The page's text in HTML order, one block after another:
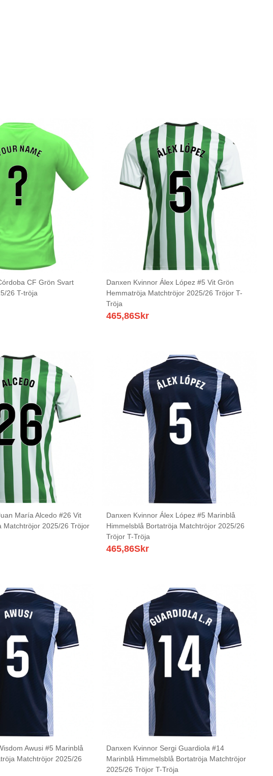
CF Grön Svart
26 T-tröja
Danxen Kvinnor Álex López #5 Vit Grön
Hemmatröja Matchtröjor 2025/26 Tröjor T-
Tröja
465,86Skr
María Alcedo #26 Vit
Matchtröjor 2025/26 Tröjor
Danxen Kvinnor Álex López #5 Marinblå
Himmelsblå Bortatröja Matchtröjor 2025/26
Tröjor T-Tröja
465,86Skr
Awusi #5 Marinblå
Matchtröjor 2025/26
Danxen Kvinnor Sergi Guardiola #14
Marinblå Himmelsblå Bortatröja Matchtröjor
2025/26 Tröjor T-Tröja